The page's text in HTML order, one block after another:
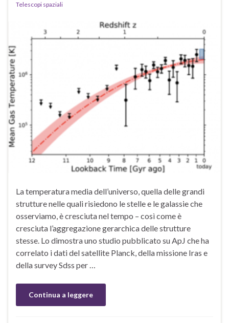
Telescopi spaziali
La temperatura media dell’universo, quella delle grandi
strutture nelle quali risiedono le stelle e le galassie che
osserviamo, è cresciuta nel tempo – così come è
cresciuta l’aggregazione gerarchica delle strutture
stesse. Lo dimostra uno studio pubblicato su ApJ che ha
correlato i dati del satellite Planck, della missione Iras e
della survey Sdss per …
Continua a leggere